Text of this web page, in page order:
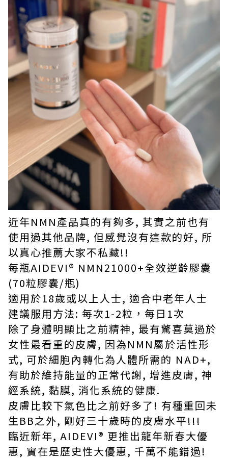
近年NMN產品真的有夠多, 其實之前也有
使用過其他品牌, 但感覺沒有這款的好, 所
以真心推薦大家不私藏!!
每瓶AIDEVI®️ NMN21000+全效逆齡膠囊
(70粒膠囊/瓶)
適用於18歲或以上人士, 適合中老年人士
建議服用方法: 每次1-2粒，每日1次
除了身體明顯比之前精神, 最有驚喜莫過於
女性最看重的皮膚, 因為NMN屬於活性形
式, 可於細胞內轉化為人體所需的 NAD+,
有助於維持能量的正常代謝, 增進皮膚, 神
經系統, 黏膜, 消化系統的健康.
皮膚比較下氣色比之前好多了! 有種重回未
生BB之外, 剛好三十歲時的皮膚水平!!!
臨近新年, AIDEVI®️ 更推出龍年新春大優
惠, 實在是歷史性大優惠, 千萬不能錯過!